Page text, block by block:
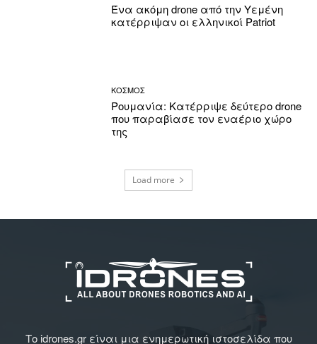
Ένα ακόμη drone από την Υεμένη
κατέρριψαν οι ελληνικοί Patriot
ΚΟΣΜΟΣ
Ρουμανία: Κατέρριψε δεύτερο drone
που παραβίασε τον εναέριο χώρο
της
Load more
Το idrones.gr είναι μια ενημερωτική ιστοσελίδα που